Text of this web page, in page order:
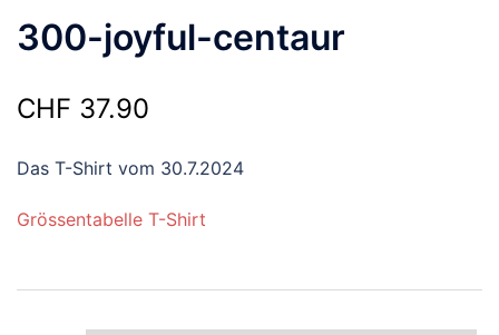
300-joyful-centaur
CHF 37.90
Das T-Shirt vom 30.7.2024
Grössentabelle T-Shirt